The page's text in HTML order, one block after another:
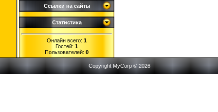
Ссылки на сайты
Статистика
Онлайн всего: 1
Гостей: 1
Пользователей: 0
Copyright MyCorp © 2026